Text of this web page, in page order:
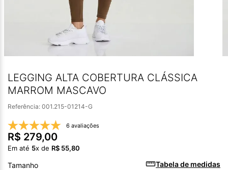
LEGGING ALTA COBERTURA CLÁSSICA
MARROM MASCAVO
Referência: 001.215-01214-G
6 avaliações
R$ 279,00
Em até 5x de R$ 55,80
Tamanho Tabela de medidas